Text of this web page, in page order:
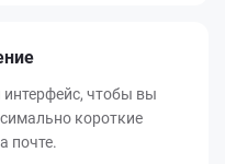
чтобы вы
короткие
почте.